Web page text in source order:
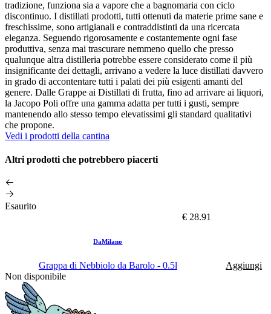
tradizione, funziona sia a vapore che a bagnomaria con ciclo
discontinuo. I distillati prodotti, tutti ottenuti da materie prime sane e
freschissime, sono artigianali e contraddistinti da una ricercata
eleganza. Seguendo rigorosamente e costantemente ogni fase
produttiva, senza mai trascurare nemmeno quello che presso
qualunque altra distilleria potrebbe essere considerato come il più
insignificante dei dettagli, arrivano a vedere la luce distillati davvero
in grado di accontentare tutti i palati dei più esigenti amanti del
genere. Dalle Grappe ai Distillati di frutta, fino ad arrivare ai liquori,
la Jacopo Poli offre una gamma adatta per tutti i gusti, sempre
mantenendo allo stesso tempo elevatissimi gli standard qualitativi
che propone.
Vedi i prodotti della cantina
Altri prodotti che potrebbero piacerti
Esaurito
€ 28.91
DaMilano
Grappa di Nebbiolo da Barolo - 0.5l
Non disponibile
Aggiungi